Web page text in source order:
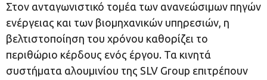
Στον ανταγωνιστικό τομέα των ανανεώσιμων πηγών
ενέργειας και των βιομηχανικών υπηρεσιών, η
βελτιστοποίηση του χρόνου καθορίζει το
περιθώριο κέρδους ενός έργου. Τα κινητά
συστήματα αλουμινίου της SLV Group επιτρέπουν